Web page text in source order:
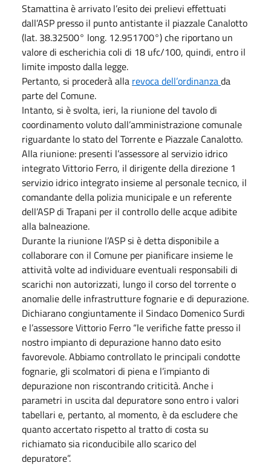
Stamattina è arrivato l’esito dei prelievi effettuati
dall’ASP presso il punto antistante il piazzale Canalotto
(lat. 38.32500° long. 12.951700°) che riportano un
valore di escherichia coli di 18 ufc/100, quindi, entro il
limite imposto dalla legge.
Pertanto, si procederà alla revoca dell’ordinanzada
parte del Comune.
Intanto, si è svolta, ieri, la riunione del tavolo di
coordinamento voluto dall’amministrazione comunale
riguardante lo stato del Torrente e Piazzale Canalotto.
Alla riunione: presenti l’assessore al servizio idrico
integrato Vittorio Ferro, il dirigente della direzione 1
servizio idrico integrato insieme al personale tecnico, il
comandante della polizia municipale e un referente
dell’ASP di Trapani per il controllo delle acque adibite
alla balneazione.
Durante la riunione l’ASP si è detta disponibile a
collaborare con il Comune per pianificare insieme le
attività volte ad individuare eventuali responsabili di
scarichi non autorizzati, lungo il corso del torrente o
anomalie delle infrastrutture fognarie e di depurazione.
Dichiarano congiuntamente il Sindaco Domenico Surdi
e l’assessore Vittorio Ferro “le verifiche fatte presso il
nostro impianto di depurazione hanno dato esito
favorevole. Abbiamo controllato le principali condotte
fognarie, gli scolmatori di piena e l’impianto di
depurazione non riscontrando criticità. Anche i
parametri in uscita dal depuratore sono entro i valori
tabellari e, pertanto, al momento, è da escludere che
quanto accertato rispetto al tratto di costa su
richiamato sia riconducibile allo scarico del
depuratore”.